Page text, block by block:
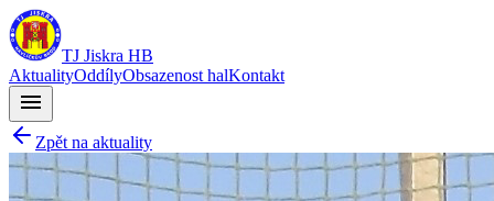
TJ Jiskra HB
AktualityOddílyObsazenost halKontakt
menu
Zpět na aktuality